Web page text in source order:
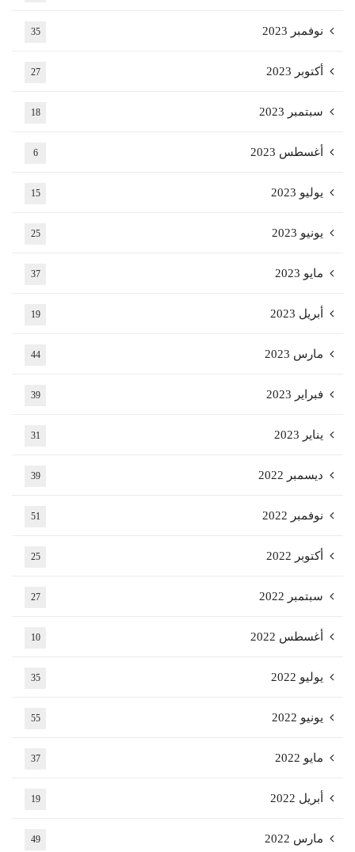
نوفمبر 2023 35
أكتوبر 2023 27
سبتمبر 2023 18
أغسطس 2023 6
يوليو 2023 15
يونيو 2023 25
مايو 2023 37
أبريل 2023 19
مارس 2023 44
فبراير 2023 39
يناير 2023 31
ديسمبر 2022 39
نوفمبر 2022 51
أكتوبر 2022 25
سبتمبر 2022 27
أغسطس 2022 10
يوليو 2022 35
يونيو 2022 55
مايو 2022 37
أبريل 2022 19
مارس 2022 49